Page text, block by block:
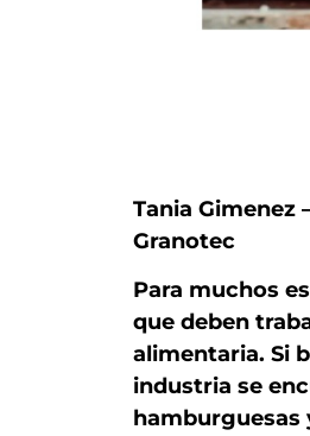
Tania Gimenez
Granotec
Para muchos
que deben
alimentaria. Si
industria se
hamburguesas